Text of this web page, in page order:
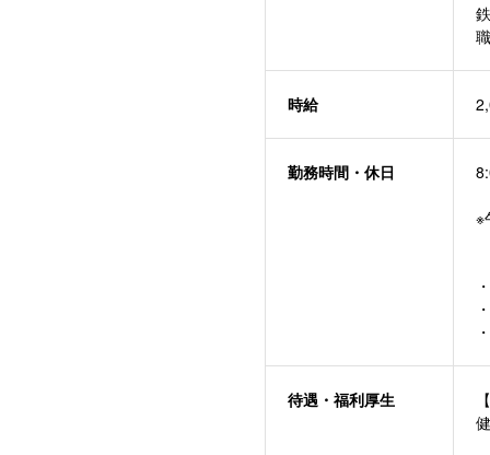
時給
勤務時間・休日
※
待遇・福利厚⽣